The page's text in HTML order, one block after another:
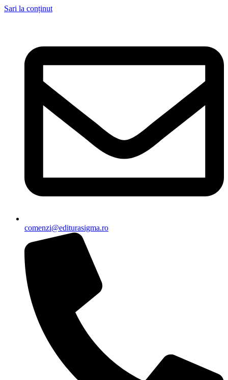
Sari la conținut
comenzi@editurasigma.ro